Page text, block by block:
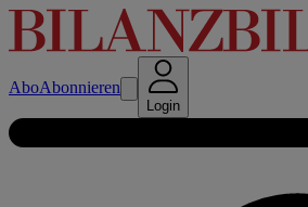
AboAbonnieren
Login